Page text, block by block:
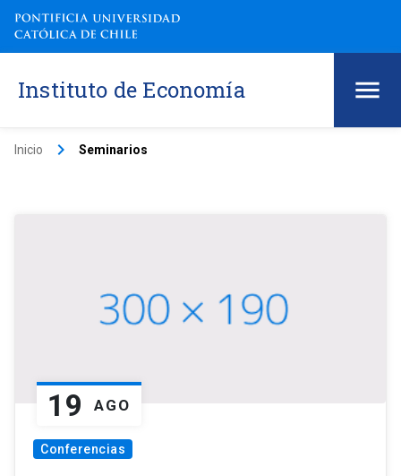
Instituto de Economía
Inicio keyboard_arrow_right Seminarios
19 AGO
Conferencias